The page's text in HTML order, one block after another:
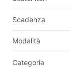
Scadenza
Modalità
Categoria